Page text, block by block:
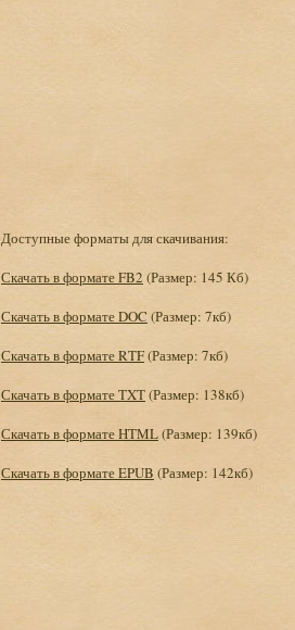
Доступные форматы для скачивания:
Скачать в формате FB2 (Размер: 145 Кб)
Скачать в формате DOC (Размер: 7кб)
Скачать в формате RTF(Размер: 7кб)
Скачать в формате TXT(Размер: 138кб)
Скачать в формате HTML(Размер: 139кб)
Скачать в формате EPUB (Размер: 142кб)